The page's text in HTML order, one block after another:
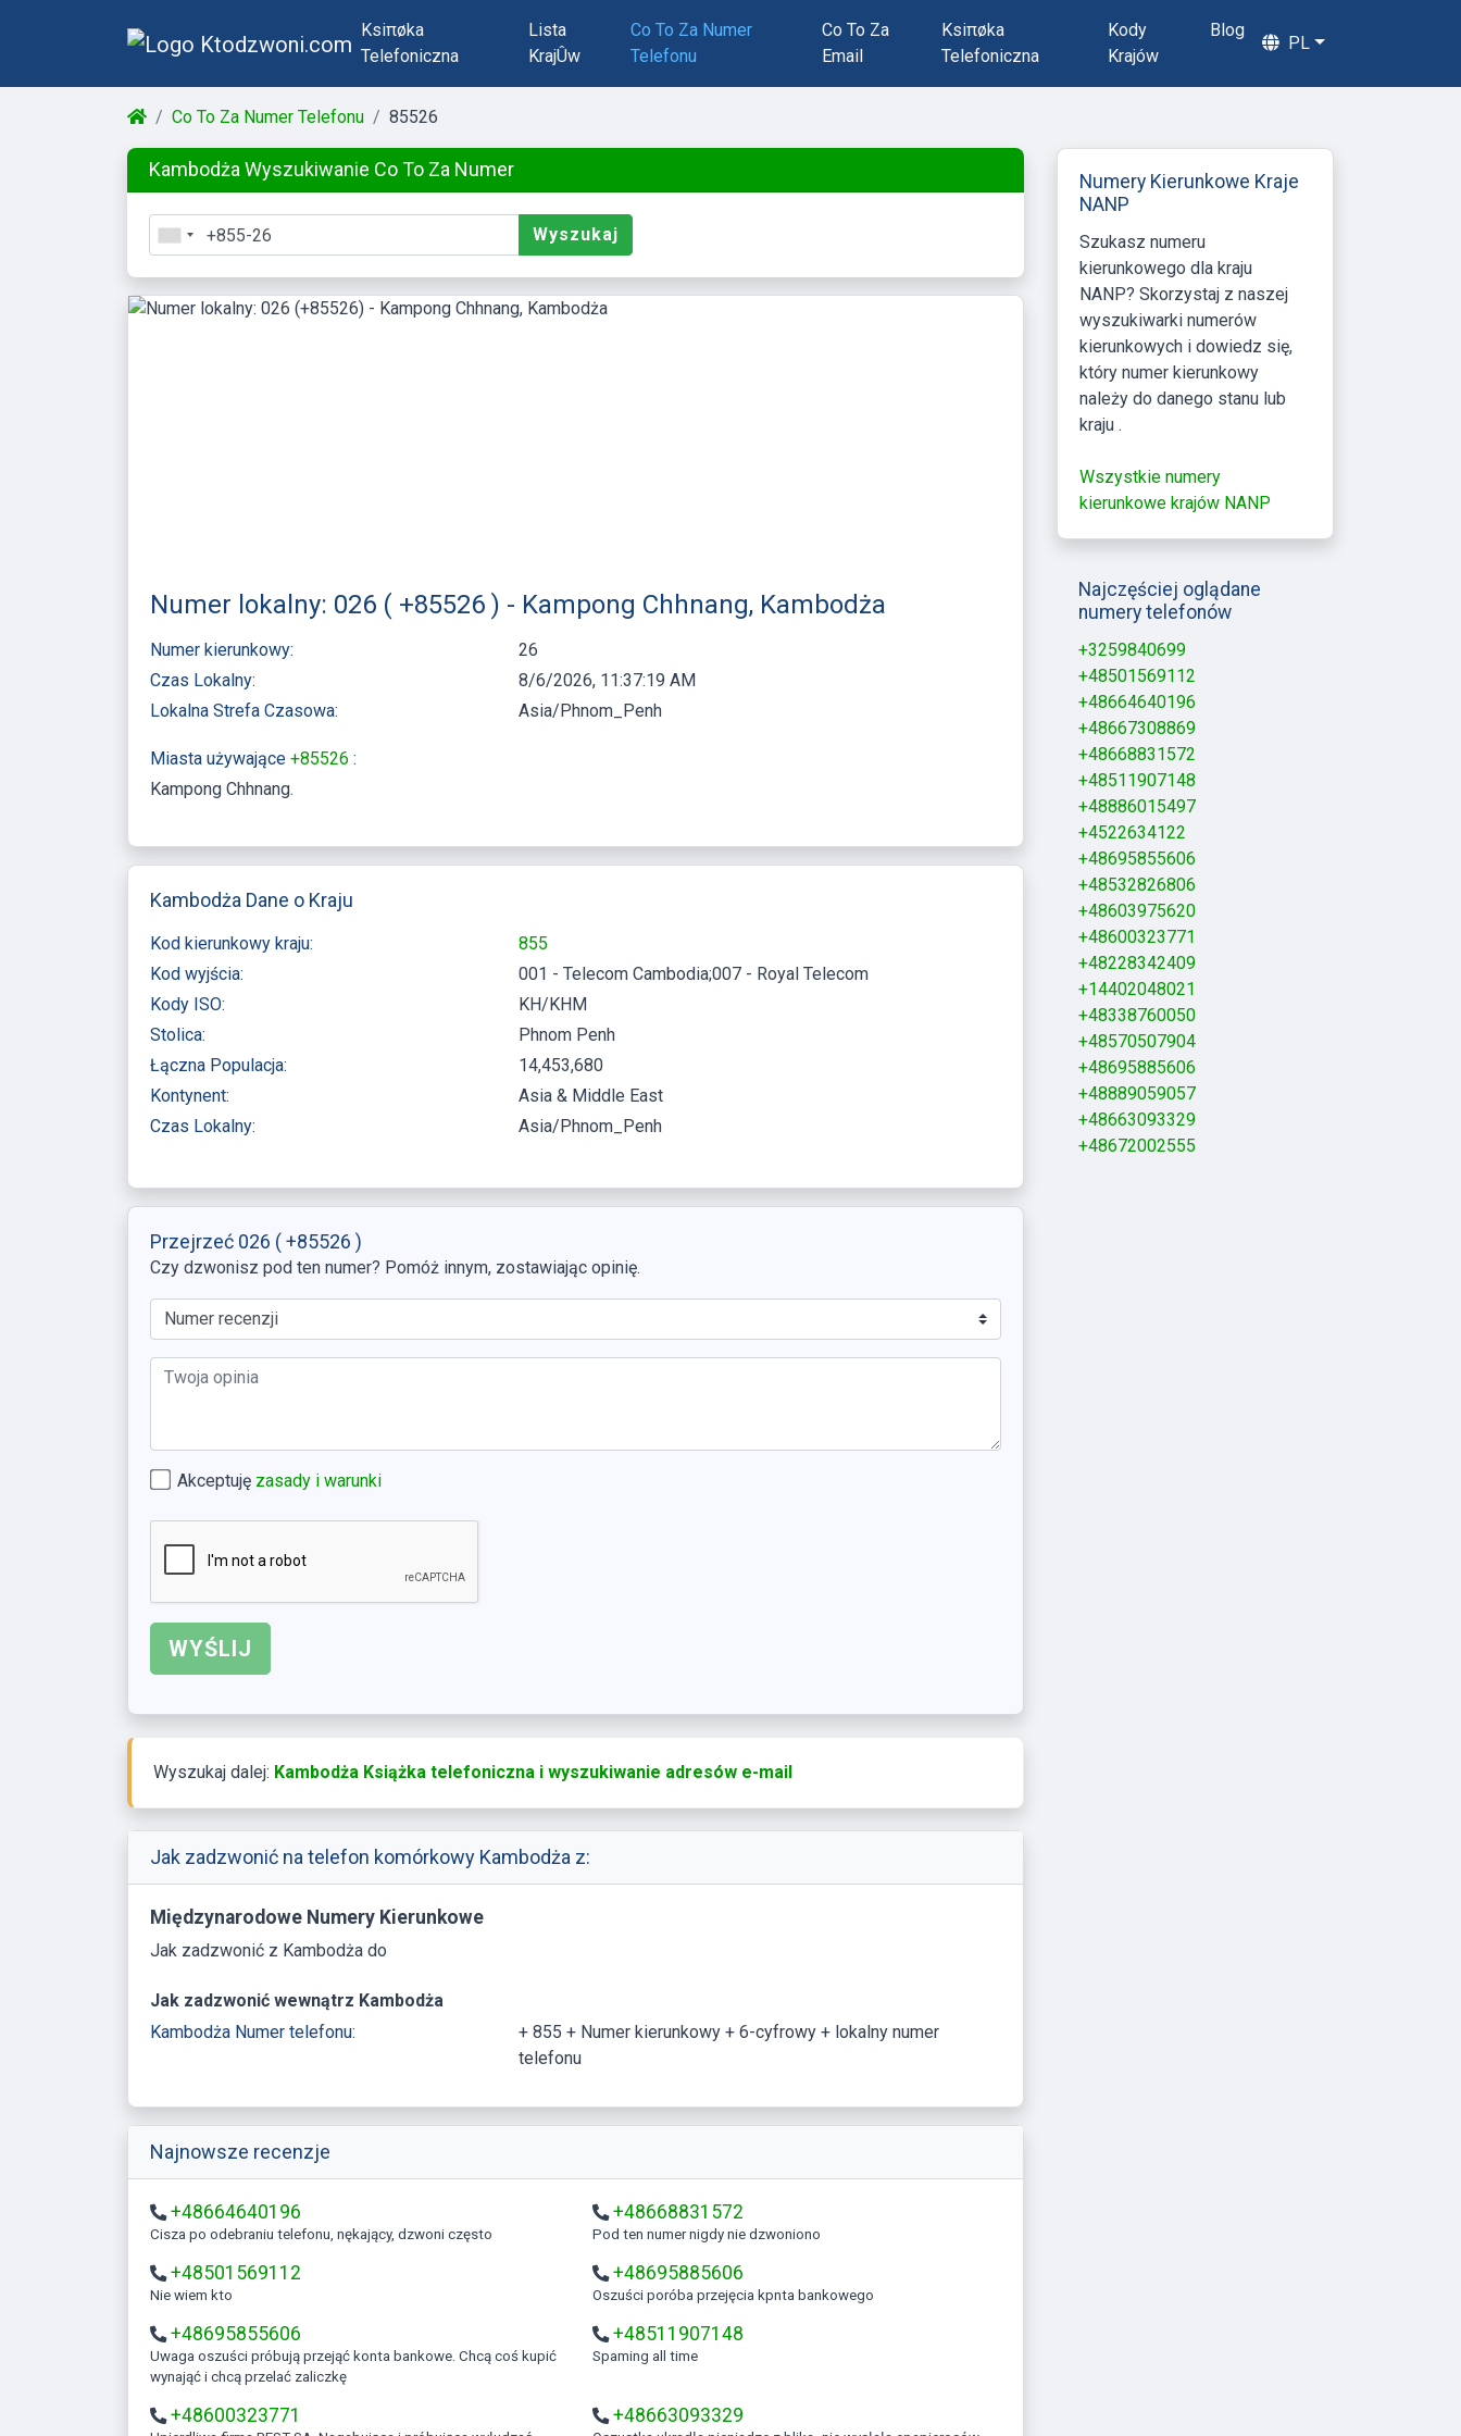
Ksiπøka
Telefoniczna
Lista
KrajÛw
Co To Za Numer
Telefonu
Co To Za
Email
Ksiπøka
Telefoniczna
Kody
Krajów
Blog
PL
Co To Za Numer Telefonu 85526
Kambodża Wyszukiwanie Co To Za Numer
Wyszukaj
Numer lokalny: 026 ( +85526 ) - Kampong Chhnang, Kambodża
Numer kierunkowy:
26
Czas Lokalny:
8/6/2026, 11:37:20 AM
Lokalna Strefa Czasowa:
Asia/Phnom_Penh
Miasta używające +85526 :
Kampong Chhnang
Kambodża Dane o Kraju
Kod kierunkowy kraju:
855
Kod wyjścia:
001 - Telecom Cambodia;007 - Royal Telecom
Kody ISO:
KH/KHM
Stolica:
Phnom Penh
Łączna Populacja:
14,453,680
Kontynent:
Asia & Middle East
Czas Lokalny:
Asia/Phnom_Penh
Przejrzeć 026 ( +85526 )
Czy dzwonisz pod ten numer? Pomóż innym, zostawiając opinię.
Akceptuję zasady i warunki
Wyszukaj dalej: Kambodża Książka telefoniczna i wyszukiwanie adresów e-mail
Jak zadzwonić na telefon komórkowy Kambodża z:
Międzynarodowe Numery Kierunkowe
Jak zadzwonić z Kambodża do
Jak zadzwonić wewnątrz Kambodża
Kambodża Numer telefonu:
+ 855 + Numer kierunkowy + 6-cyfrowy + lokalny numer
telefonu
Najnowsze recenzje
+48664640196
Cisza po odebraniu telefonu, nękający, dzwoni często
+48668831572
Pod ten numer nigdy nie dzwoniono
+48501569112
Nie wiem kto
+48695885606
Oszuści poróba przejęcia kpnta bankowego
+48695855606
Uwaga oszuści próbują przejąć konta bankowe. Chcą coś kupić
wynająć i chcą przelać zaliczkę
+48511907148
Spaming all time
+48600323771 +48663093329
Numery Kierunkowe Kraje
NANP
Szukasz numeru
kierunkowego dla kraju
NANP? Skorzystaj z naszej
wyszukiwarki numerów
kierunkowych i dowiedz się,
który numer kierunkowy
należy do danego stanu lub
kraju .
Wszystkie numery
kierunkowe krajów NANP
Najczęściej oglądane
numery telefonów
+3259840699
+48501569112
+48664640196
+48667308869
+48668831572
+48511907148
+48886015497
+4522634122
+48695855606
+48532826806
+48603975620
+48600323771
+48228342409
+14402048021
+48338760050
+48570507904
+48695885606
+48889059057
+48663093329
+48672002555